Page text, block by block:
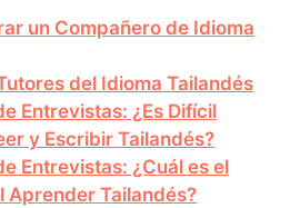
un Compañero de Idioma
del Idioma Tailandés
Entrevistas: ¿Es Difícil
y Escribir Tailandés?
Entrevistas: ¿Cuál es el
Aprender Tailandés?